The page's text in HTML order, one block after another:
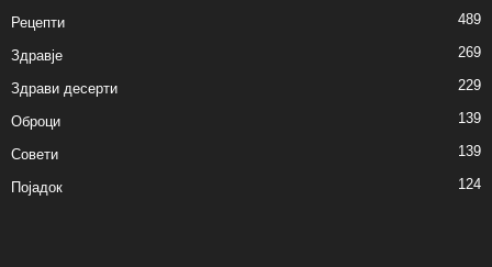
Рецепти 489
Здравје 269
Здрави десерти 229
Оброци 139
Совети 139
Појадок 124